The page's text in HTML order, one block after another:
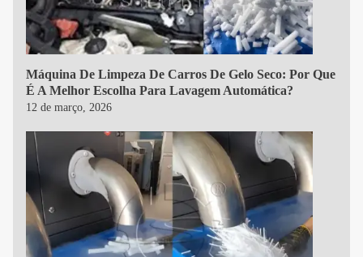
Máquina De Limpeza De Carros De Gelo Seco: Por Que
É A Melhor Escolha Para Lavagem Automática?
12 de março, 2026